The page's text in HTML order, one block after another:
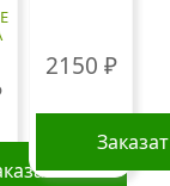
2150 ₽